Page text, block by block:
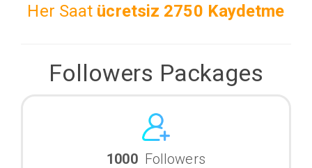
Her Saat ücretsiz 2750 Kaydetme
Followers Packages
1000 Followers